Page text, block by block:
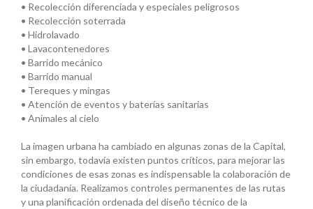
• Recolección diferenciada y especiales peligrosos
• Recolección soterrada
• Hidrolavado
• Lavacontenedores
• Barrido mecánico
• Barrido manual
• Tereques y mingas
• Atención de eventos y baterías sanitarias
• Animales al cielo
La imagen urbana ha cambiado en algunas zonas de la Capital,
sin embargo, todavía existen puntos críticos, para mejorar las
condiciones de esas zonas es indispensable la colaboración de
la ciudadanía. Realizamos controles permanentes de las rutas
y una planificación ordenada del diseño técnico de la